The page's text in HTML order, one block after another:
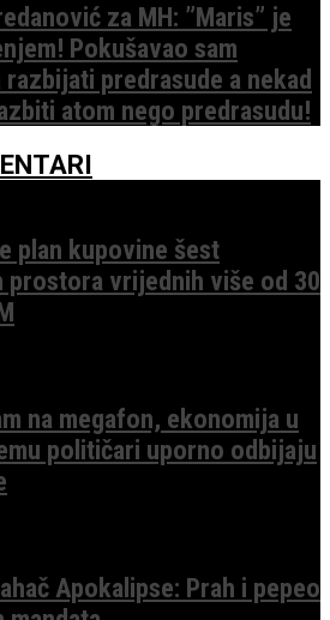
za MH: ”Maris” je
Pokušavao sam
razbijati predrasude a nekad
atom nego predrasudu!
plan kupovine šest
prostora vrijednih više od 30
na megafon, ekonomija u
političari uporno odbijaju
Apokalipse: Prah i pepeo